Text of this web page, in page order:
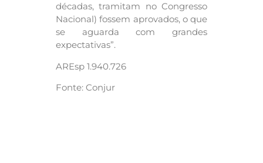
décadas, tramitam no Congresso
Nacional) fossem aprovados, o que
se aguarda com grandes
expectativas”.
AREsp 1.940.726
Fonte: Conjur